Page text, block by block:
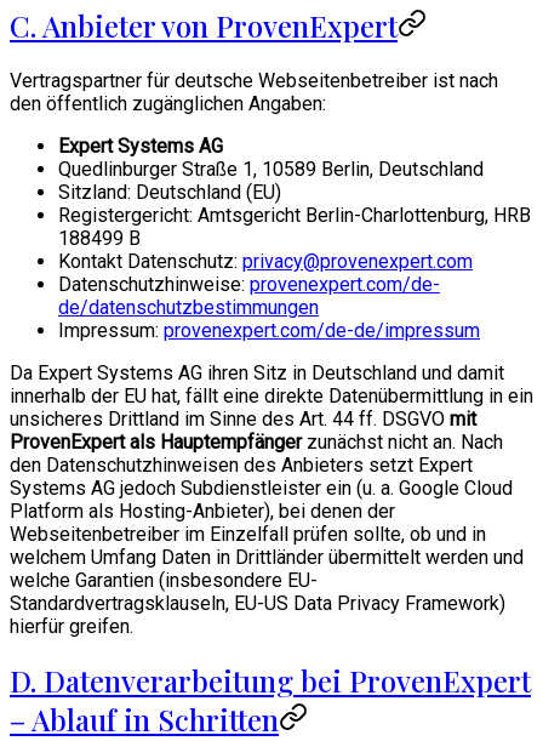
C. Anbieter von ProvenExpert
Vertragspartner für deutsche Webseitenbetreiber ist nach
den öffentlich zugänglichen Angaben:
Expert Systems AG
Quedlinburger Straße 1, 10589 Berlin, Deutschland
Sitzland: Deutschland (EU)
Registergericht: Amtsgericht Berlin-Charlottenburg, HRB
188499 B
Kontakt Datenschutz: privacy@provenexpert.com
Datenschutzhinweise: provenexpert.com/de-
de/datenschutzbestimmungen
Impressum: provenexpert.com/de-de/impressum
Da Expert Systems AG ihren Sitz in Deutschland und damit
innerhalb der EU hat, fällt eine direkte Datenübermittlung in ein
unsicheres Drittland im Sinne des Art. 44 ff. DSGVO mit
ProvenExpert als Hauptempfängerzunächst nicht an. Nach
den Datenschutzhinweisen des Anbieters setzt Expert
Systems AG jedoch Subdienstleister ein (u. a. Google Cloud
Platform als Hosting-Anbieter), bei denen der
Webseitenbetreiber im Einzelfall prüfen sollte, ob und in
welchem Umfang Daten in Drittländer übermittelt werden und
welche Garantien (insbesondere EU-
Standardvertragsklauseln, EU-US Data Privacy Framework)
hierfür greifen.
D. Datenverarbeitung bei ProvenExpert
– Ablauf in Schritten